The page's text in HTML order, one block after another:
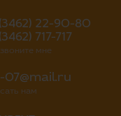
22-90-80
717-717
мне
07@mail.ru
нам